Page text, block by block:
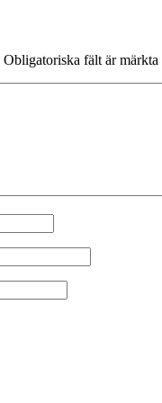
Obligatoriska fält är märkta